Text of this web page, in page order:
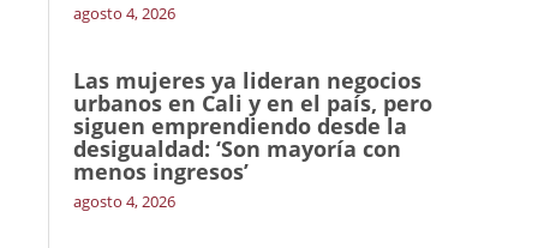
agosto 4, 2026
Las mujeres ya lideran negocios
urbanos en Cali y en el país, pero
siguen emprendiendo desde la
desigualdad: ‘Son mayoría con
menos ingresos’
agosto 4, 2026